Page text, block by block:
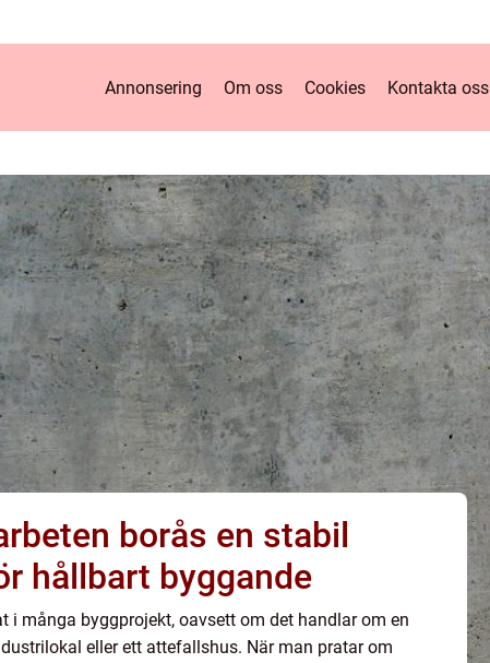
Annonsering Om oss Cookies Kontakta oss
borås en stabil
hållbart byggande
i många byggprojekt, oavsett om det handlar om en
eller ett attefallshus. När man pratar om